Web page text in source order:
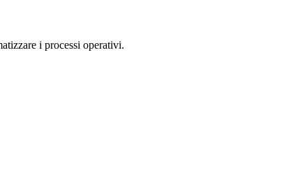
i processi operativi.